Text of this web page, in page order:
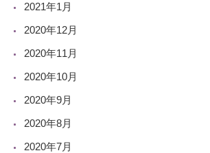
2021年1月
2020年12月
2020年11月
2020年10月
2020年9月
2020年8月
2020年7月